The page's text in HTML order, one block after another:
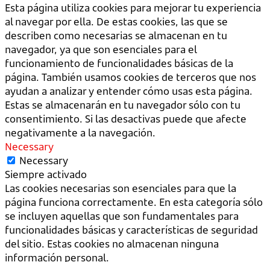
Esta página utiliza cookies para mejorar tu experiencia
al navegar por ella. De estas cookies, las que se
describen como necesarias se almacenan en tu
navegador, ya que son esenciales para el
funcionamiento de funcionalidades básicas de la
página. También usamos cookies de terceros que nos
ayudan a analizar y entender cómo usas esta página.
Estas se almacenarán en tu navegador sólo con tu
consentimiento. Si las desactivas puede que afecte
negativamente a la navegación.
Necessary
Necessary
Siempre activado
Las cookies necesarias son esenciales para que la
página funciona correctamente. En esta categoría sólo
se incluyen aquellas que son fundamentales para
funcionalidades básicas y características de seguridad
del sitio. Estas cookies no almacenan ninguna
información personal.